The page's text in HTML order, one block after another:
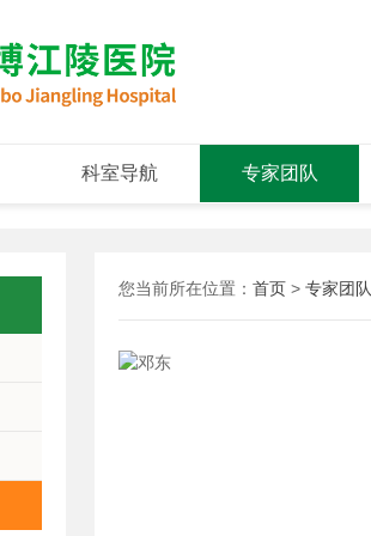
科室导航 专家团队
您当前所在位置： 首页 > 专家团队